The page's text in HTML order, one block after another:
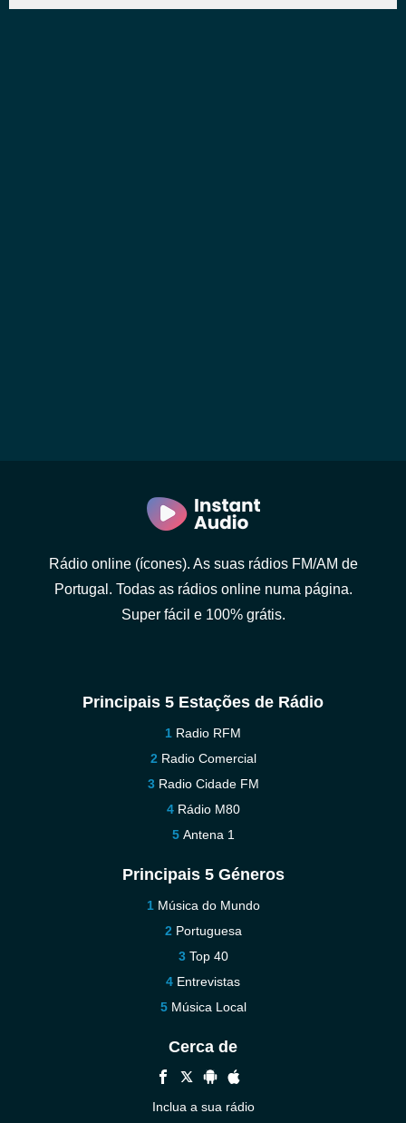
Rádio online (ícones). As suas rádios FM/AM de
Portugal. Todas as rádios online numa página.
Super fácil e 100% grátis.
Principais 5 Estações de Rádio
Radio RFM
Radio Comercial
Radio Cidade FM
Rádio M80
Antena 1
Principais 5 Géneros
Música do Mundo
Portuguesa
Top 40
Entrevistas
Música Local
Cerca de
Inclua a sua rádio